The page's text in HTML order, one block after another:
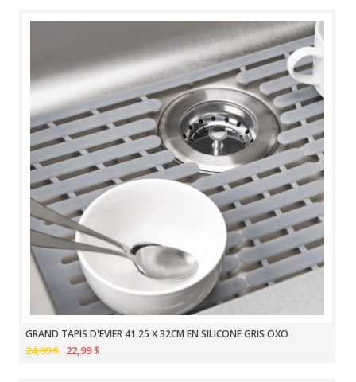
GRAND TAPIS D'ÉVIER 41.25 X 32CM EN SILICONE GRIS OXO
24,99 $ 22,99 $